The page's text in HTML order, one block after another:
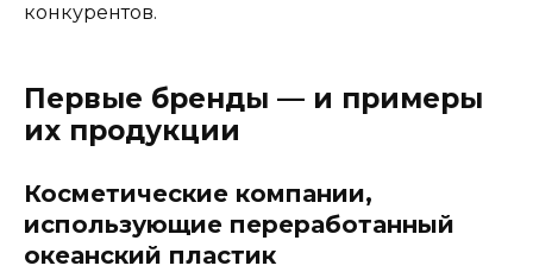
конкурентов.
Первые бренды — и примеры
их продукции
Косметические компании,
использующие переработанный
океанский пластик